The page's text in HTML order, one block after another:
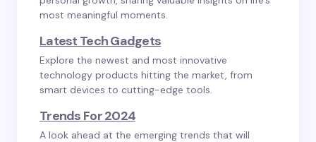
most meaningful moments.
Latest Tech Gadgets
Explore the newest and most innovative
technology products hitting the market, from
smart devices to cutting-edge tools.
Trends For 2024
A look ahead at the emerging trends that will